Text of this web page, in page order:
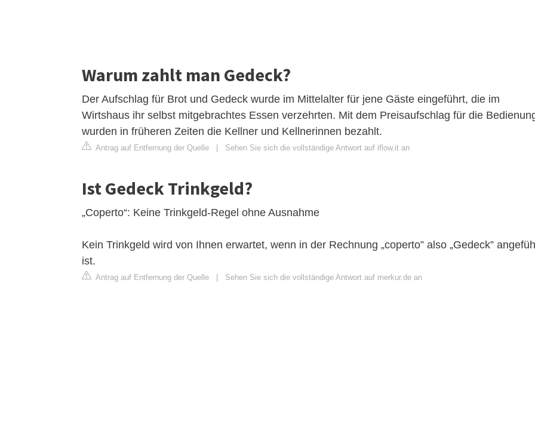
Warum zahlt man Gedeck?
Der Aufschlag für Brot und Gedeck wurde im Mittelalter für jene Gäste eingeführt, die im
Wirtshaus ihr selbst mitgebrachtes Essen verzehrten. Mit dem Preisaufschlag für die
wurden in früheren Zeiten die Kellner und Kellnerinnen bezahlt.
Antrag auf Entfernung der Quelle Sehen Sie sich die vollständige Antwort auf iflow.it an
Ist Gedeck Trinkgeld?
„Coperto“: Keine Trinkgeld-Regel ohne Ausnahme
Kein Trinkgeld wird von Ihnen erwartet, wenn in der Rechnung „coperto” also „Gedeck”
ist.
Antrag auf Entfernung der Quelle Sehen Sie sich die vollständige Antwort auf merkur.de an